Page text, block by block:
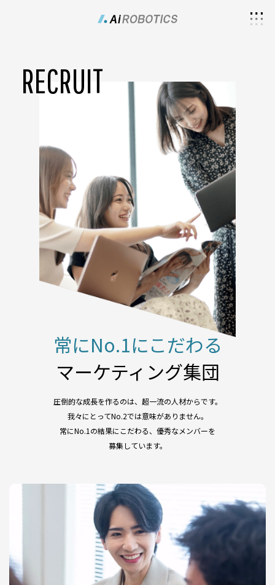
RECRUIT
常にNo.1にこだわる
マーケティング集団
圧倒的な成長を作るのは、超一流の人材からです。
我々にとってNo.2では意味がありません。
常にNo.1の結果にこだわる、優秀なメンバーを
募集しています。